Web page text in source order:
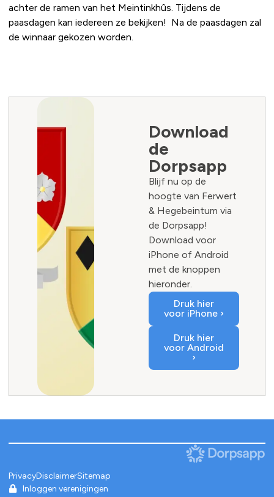
achter de ramen van het Meintinkhûs. Tijdens de
paasdagen kan iedereen ze bekijken! Na de paasdagen zal
de winnaar gekozen worden.
Download
de
Dorpsapp
Blijf nu op de
hoogte van Ferwert
& Hegebeintum via
de Dorpsapp!
Download voor
iPhone of Android
met de knoppen
hieronder.
Druk hier
voor iPhone ›
Druk hier
voor Android
›
PrivacyDisclaimerSitemap
Inloggen verenigingen